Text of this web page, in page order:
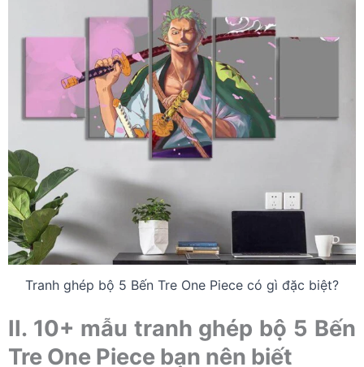
Tranh ghép bộ 5 Bến Tre One Piece có gì đặc biệt?
II. 10+ mẫu tranh ghép bộ 5 Bến
Tre One Piece bạn nên biết